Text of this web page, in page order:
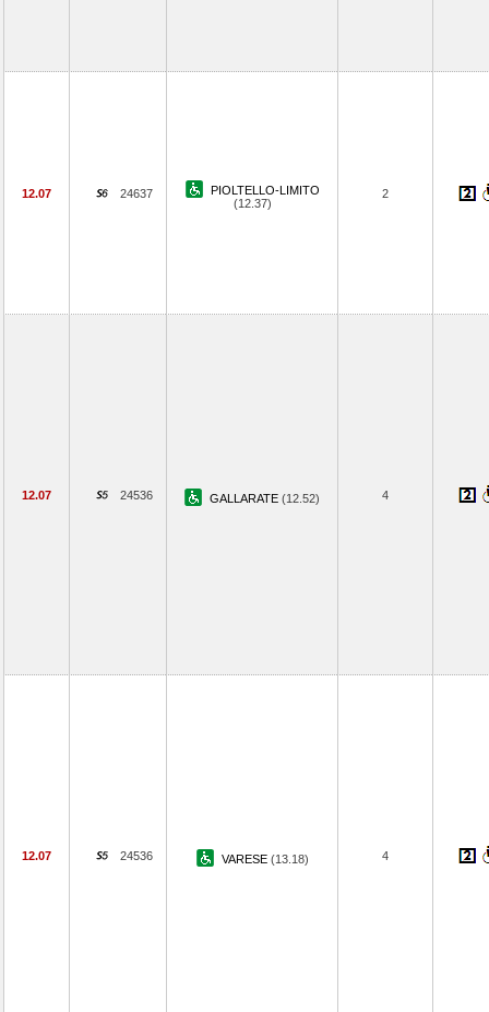
12.07 24637
PIOLTELLO-LIMITO
(12.37)
2
12.07 24536 GALLARATE (12.52) 4
12.07 24536 VARESE (13.18) 4